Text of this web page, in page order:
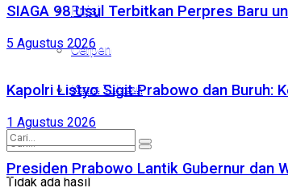
Puisi
Cerpen
Kirim Tulisan
Tidak ada hasil
Puisi
Cerpen
Kirim Tulisan
Tidak ada hasil
SIAGA 98 Usul Terbitkan Perpres Baru
5 Agustus 2026
Kapolri Listyo Sigit Prabowo dan Buruh:
1 Agustus 2026
Presiden Prabowo Lantik Gubernur dan